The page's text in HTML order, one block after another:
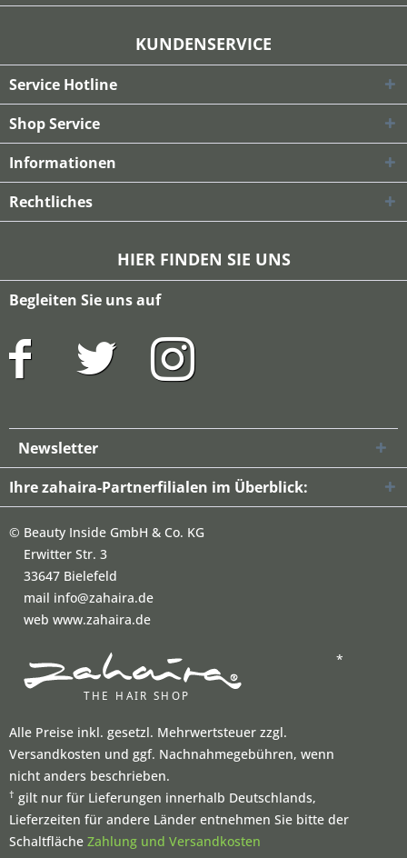
KUNDENSERVICE
Service Hotline
Shop Service
Informationen
Rechtliches
HIER FINDEN SIE UNS
Begleiten Sie uns auf
Newsletter
Ihre zahaira-Partnerfilialen im Überblick:
© Beauty Inside GmbH & Co. KG
Erwitter Str. 3
33647 Bielefeld
mail info@zahaira.de
web www.zahaira.de
*
Alle Preise inkl. gesetzl. Mehrwertsteuer zzgl.
Versandkosten und ggf. Nachnahmegebühren, wenn
nicht anders beschrieben.
† gilt nur für Lieferungen innerhalb Deutschlands,
Lieferzeiten für andere Länder entnehmen Sie bitte der
Schaltfläche Zahlung und Versandkosten